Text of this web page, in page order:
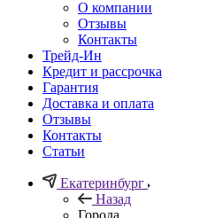
О компании
Отзывы
Контакты
Трейд-Ин
Кредит и рассрочка
Гарантия
Доставка и оплата
Отзывы
Контакты
Статьи
Екатеринбург
Назад
Города